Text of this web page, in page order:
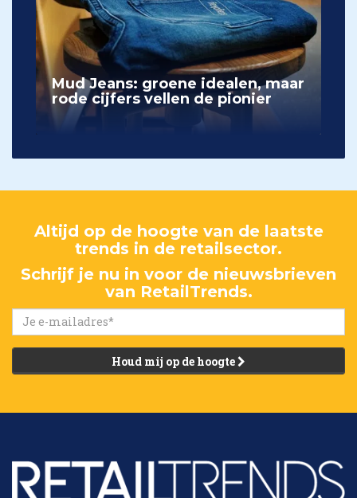
Mud Jeans: groene idealen, maar
rode cijfers vellen de pionier
Altijd op de hoogte van de laatste
trends in de retailsector.
Schrijf je nu in voor de nieuwsbrieven
van RetailTrends.
Houd mij op de hoogte